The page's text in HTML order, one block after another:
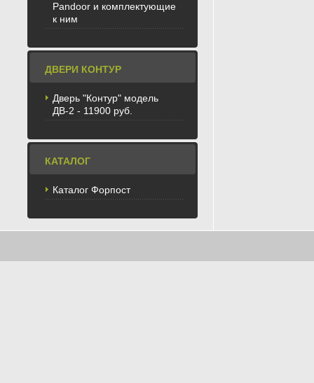
Pandoor и комплектующие
к ним
ДВЕРИ КОНТУР
Дверь "Контур" модель
ДВ-2 - 11900 руб.
КАТАЛОГ
Каталог Форпост